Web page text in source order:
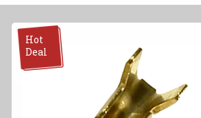
Hot
Deal